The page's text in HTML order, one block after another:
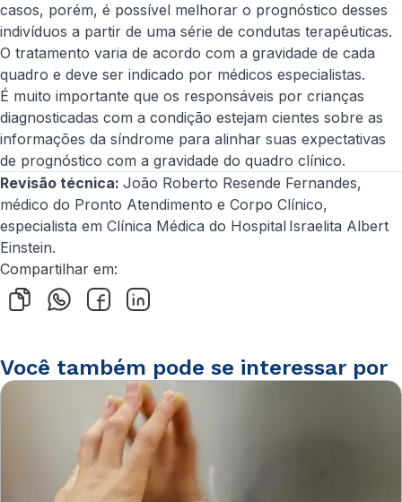
casos, porém, é possível melhorar o prognóstico desses
indivíduos a partir de uma série de condutas terapêuticas.
O tratamento varia de acordo com a gravidade de cada
quadro e deve ser indicado por médicos especialistas.
É muito importante que os responsáveis por crianças
diagnosticadas com a condição estejam cientes sobre as
informações da síndrome para alinhar suas expectativas
de prognóstico com a gravidade do quadro clínico.
Revisão técnica: João Roberto Resende Fernandes,
médico do Pronto Atendimento e Corpo Clínico,
especialista em Clínica Médica do Hospital Israelita Albert
Einstein.
Compartilhar em:
Você também pode se interessar por